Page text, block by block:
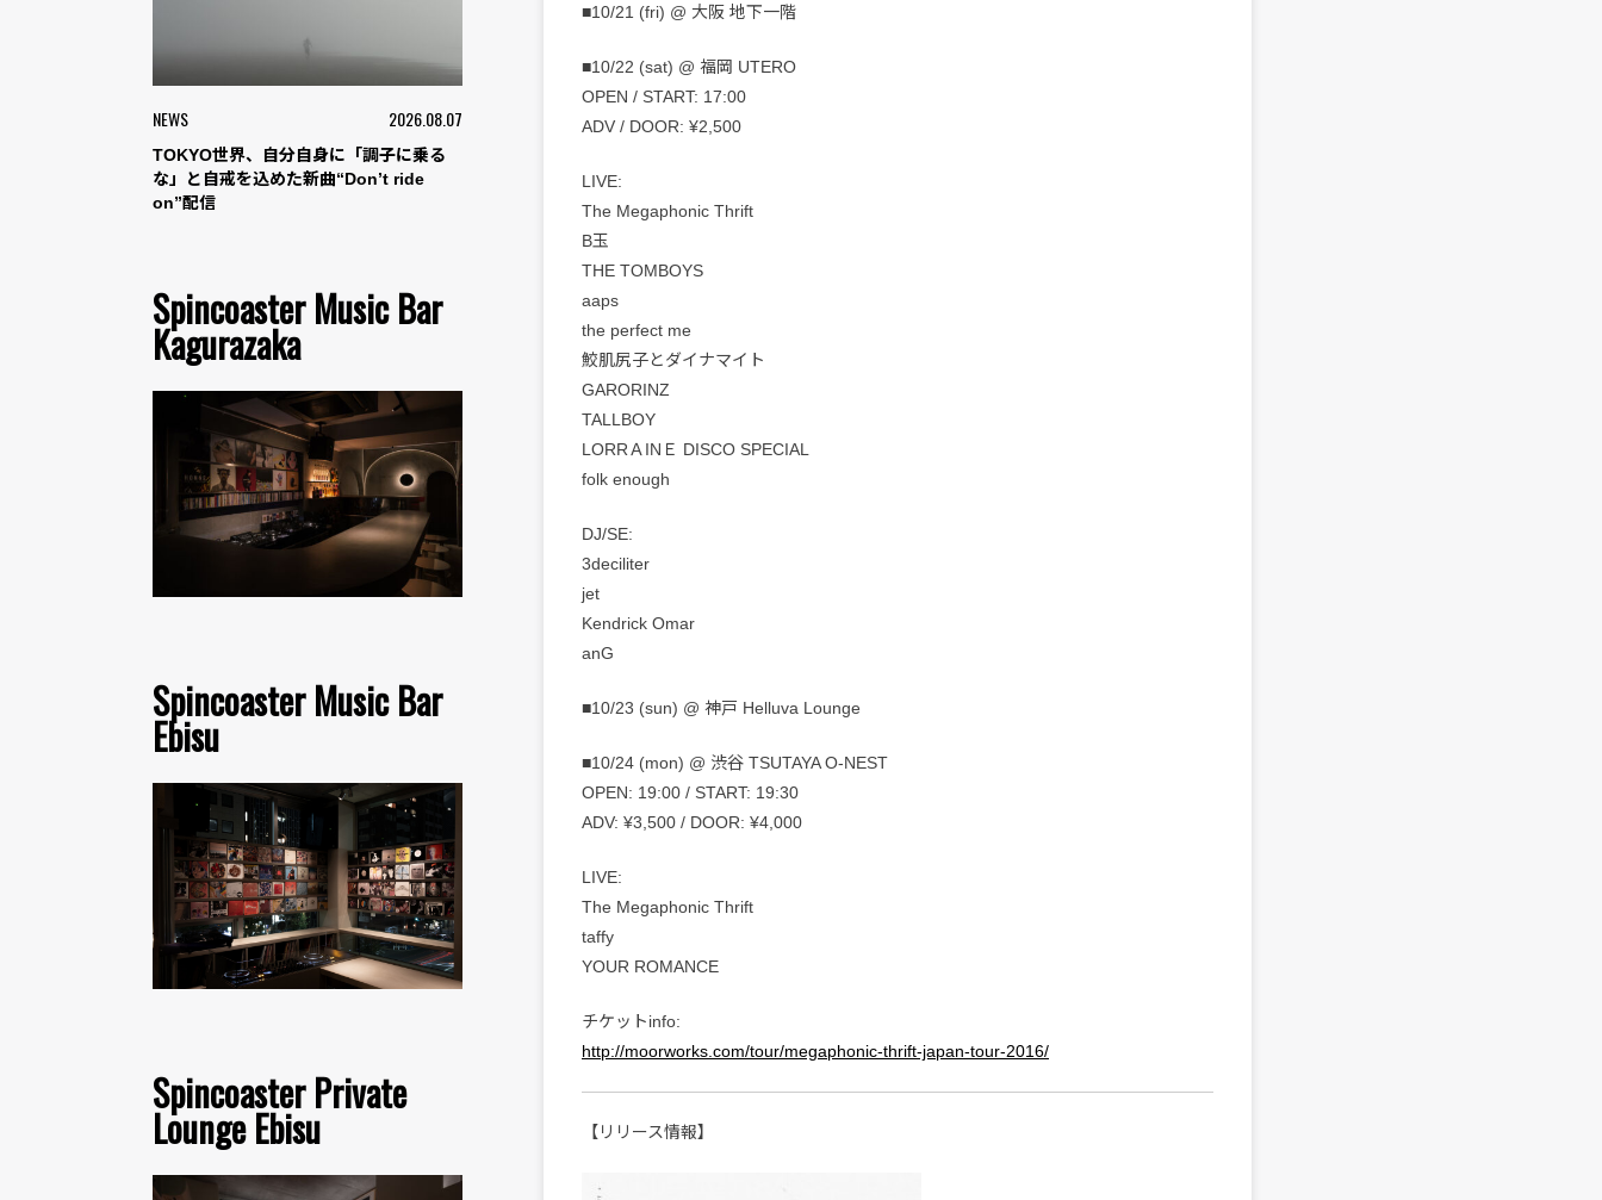
NEWS 2026.08.07
TOKYO世界、自分自身に「調子に乗る
な」と自戒を込めた新曲“Don’t ride
on”配信
Spincoaster Music Bar
Kagurazaka
Spincoaster Music Bar
Ebisu
Spincoaster Private
Lounge Ebisu
■10/21 (fri) @ 大阪 地下一階
■10/22 (sat) @ 福岡 UTERO
OPEN / START: 17:00
ADV / DOOR: ¥2,500
LIVE:
The Megaphonic Thrift
B玉
THE TOMBOYS
aaps
the perfect me
鮫肌尻子とダイナマイト
GARORINZ
TALLBOY
LORRＡINＥ DISCO SPECIAL
folk enough
DJ/SE:
3deciliter
jet
Kendrick Omar
anG
■10/23 (sun) @ 神戸 Helluva Lounge
■10/24 (mon) @ 渋谷 TSUTAYA O-NEST
OPEN: 19:00 / START: 19:30
ADV: ¥3,500 / DOOR: ¥4,000
LIVE:
The Megaphonic Thrift
taffy
YOUR ROMANCE
チケットinfo:
http://moorworks.com/tour/megaphonic-thrift-japan-tour-2016/
【リリース情報】